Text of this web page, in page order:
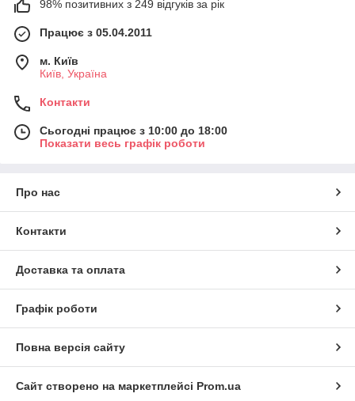
98% позитивних з 249 відгуків за рік
Працює з 05.04.2011
м. Київ
Київ, Україна
Контакти
Сьогодні працює з 10:00 до 18:00
Показати весь графік роботи
Про нас
Контакти
Доставка та оплата
Графік роботи
Повна версія сайту
Сайт створено на маркетплейсі Prom.ua